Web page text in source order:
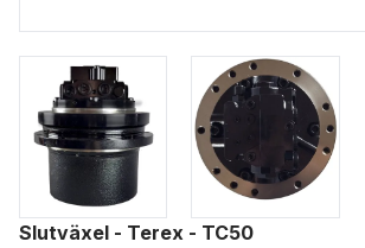
Slutväxel - Terex - TC50